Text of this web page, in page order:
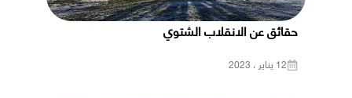
حقائق عن الانقلاب الشتوي
12 يناير ، 2023